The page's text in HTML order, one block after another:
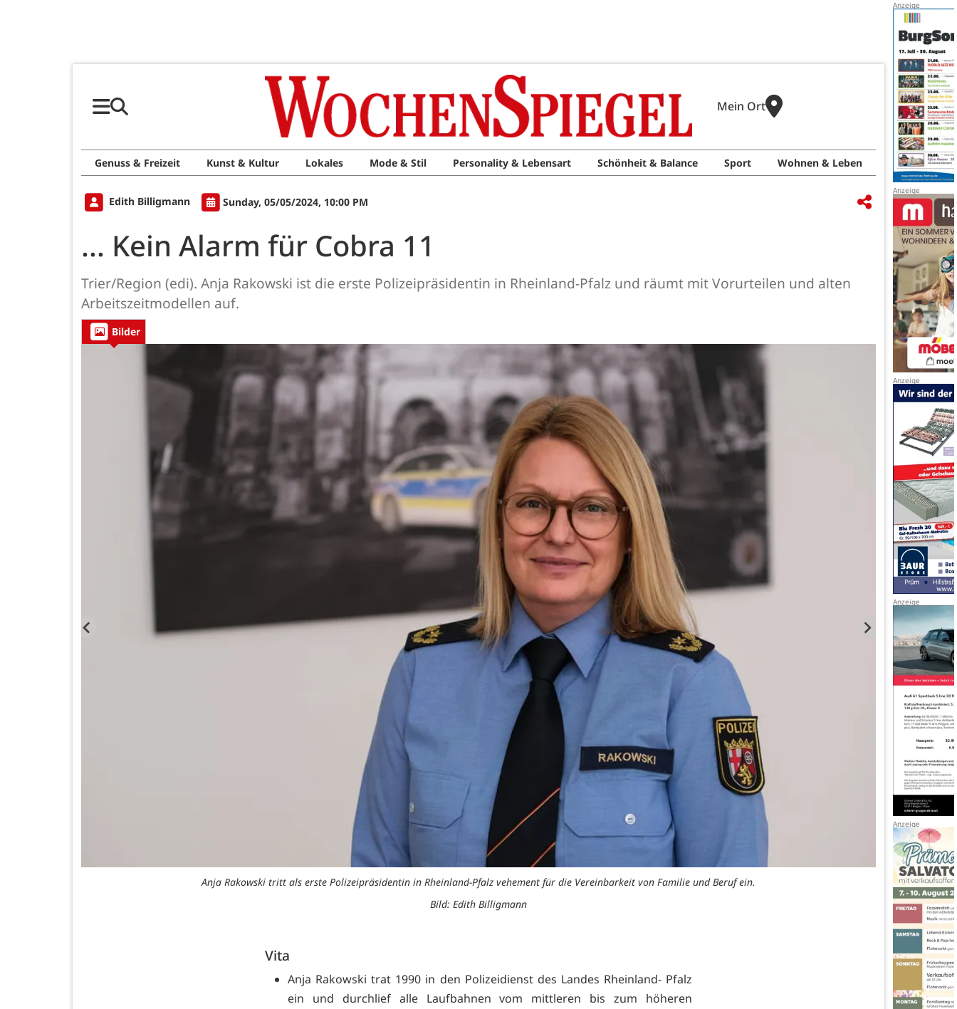
Mein Ort
Genuss & Freizeit Kunst & Kultur Lokales Mode & Stil Personality & Lebensart Schönheit & Balance Sport Wohnen & Leben
Edith Billigmann Sunday, 05/05/2024, 10:00 PM
... Kein Alarm für Cobra 11
Trier/Region (edi). Anja Rakowski ist die erste Polizeipräsidentin in Rheinland-Pfalz und räumt mit Vorurteilen und alten
Arbeitszeitmodellen auf.
Bilder
Anja Rakowski tritt als erste Polizeipräsidentin in Rheinland-Pfalz vehement für die Vereinbarkeit von Familie und Beruf ein.
Bild: Edith Billigmann
Vita
Anja Rakowski trat 1990 in den Polizeidienst des Landes Rheinland- Pfalz
ein und durchlief alle Laufbahnen vom mittleren bis zum höheren